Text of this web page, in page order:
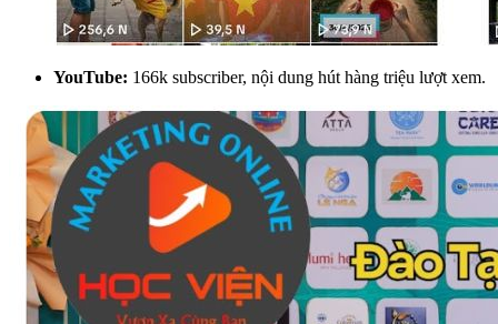
YouTube: 166k subscriber, nội dung hút hàng triệu lượt xem.